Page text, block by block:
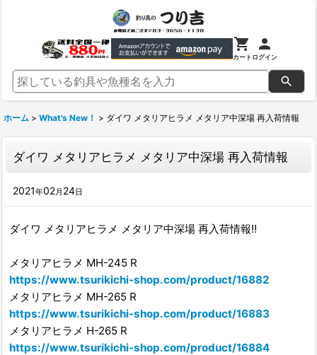
カートログイン
ホーム > What's New！ > ダイワ メタリアヒラメ メタリア中深場 再入荷情報
ダイワ メタリアヒラメ メタリア中深場 再入荷情報
2021年02月 24日
ダイワ メタリアヒラメ メタリア中深場 再入荷情報!!
メタリアヒラメ MH-245 R
https://www.tsurikichi-shop.com/product/16882
メタリアヒラメ MH-265 R
https://www.tsurikichi-shop.com/product/16883
メタリアヒラメ H-265 R
https://www.tsurikichi-shop.com/product/16884